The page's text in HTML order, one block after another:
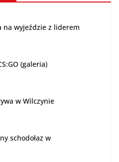
na wyjeździe z liderem
(galeria)
w Wilczynie
schodołaz w